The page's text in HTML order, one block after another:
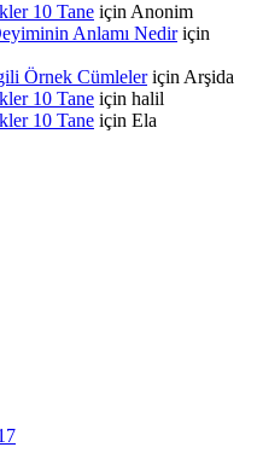
10 Tane içinAnonim
Anlamı Nediriçin
Örnek CümleleriçinArşida
10 Tane için halil
10 Tane için Ela